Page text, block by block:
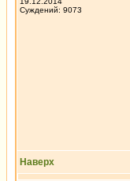
Суждений: 9073
Наверх